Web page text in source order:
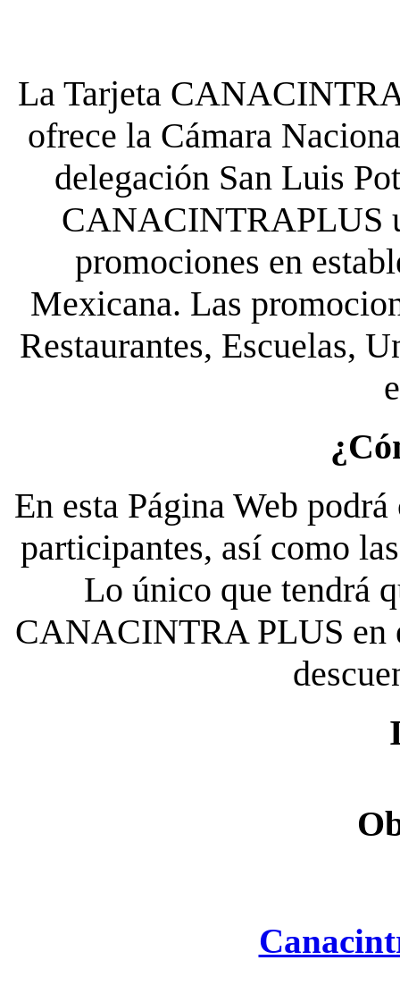
La Tarjeta
ofrece la Cámara
delegación San Luis
CANACINTRAPLUS
promociones en
Mexicana. Las
Restaurantes, Escuelas,
En esta Página Web
participantes, así como
Lo único que tendrá
CANACINTRA PLUS en